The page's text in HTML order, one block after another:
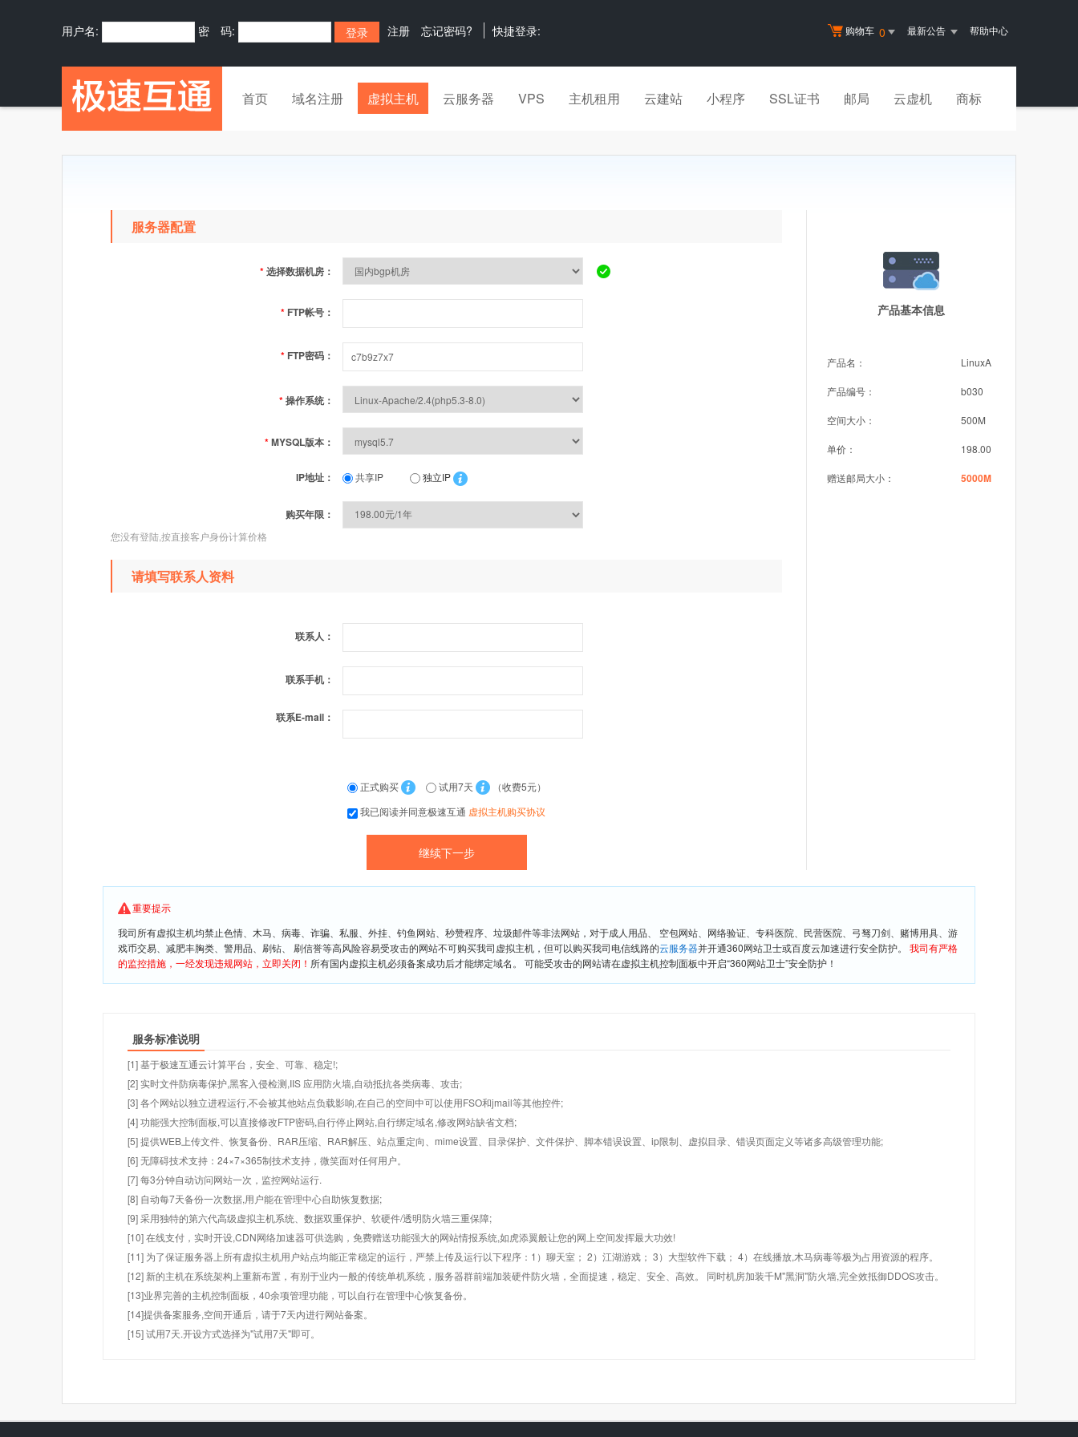
购物车 0 最新公告 帮助中心
用户名: 密 码: 注册 忘记密码? 快捷登录:
首页 域名注册 虚拟主机 云服务器 VPS 主机租用 云建站 小程序 SSL证书 邮局 云虚机 商标
产品基本信息
产品名： LinuxA
产品编号： b030
空间大小： 500M
单价： 198.00
赠送邮局大小： 5000M
服务器配置
*选择数据机房：
* FTP帐号：
* FTP密码：
*操作系统：
*MYSQL版本：
IP地址： 共享IP 独立IP
购买年限：
您没有登陆,按直接客户身份计算价格
请填写联系人资料
联系人：
联系手机：
联系E-mail：
正式购买 试用7天
（收费5元）
我已阅读并同意极速互通 虚拟主机购买协议
重要提示
我司所有虚拟主机均禁止色情、木马、病毒、诈骗、私服、外挂、钓鱼网站、秒赞程序、垃圾邮件等非法网站，对于成人用品、 空包网站、网络验证、专科医院、民营医院、弓驽刀剑、赌博用具、游
戏币交易、减肥丰胸类、警用品、刷钻、 刷信誉等高风险容易受攻击的网站不可购买我司虚拟主机，但可以购买我司电信线路的云服务器并开通360网站卫士或百度云加速进行安全防护。 我司有严格
的监控措施，一经发现违规网站，立即关闭！ 所有国内虚拟主机必须备案成功后才能绑定域名。 可能受攻击的网站请在虚拟主机控制面板中开启“360网站卫士”安全防护！
服务标准说明
[1] 基于极速互通云计算平台，安全、可靠、稳定!;
[2] 实时文件防病毒保护,黑客入侵检测,IIS 应用防火墙,自动抵抗各类病毒、攻击;
[3] 各个网站以独立进程运行,不会被其他站点负载影响,在自己的空间中可以使用FSO和jmail等其他控件;
[4] 功能强大控制面板,可以直接修改FTP密码,自行停止网站,自行绑定域名,修改网站缺省文档;
[5] 提供WEB上传文件、恢复备份、RAR压缩、RAR解压、站点重定向、mime设置、目录保护、文件保护、脚本错误设置、ip限制、虚拟目录、错误页面定义等诸多高级管理功能;
[6] 无障碍技术支持：24×7×365制技术支持，微笑面对任何用户。
[7] 每3分钟自动访问网站一次，监控网站运行.
[8] 自动每7天备份一次数据,用户能在管理中心自助恢复数据;
[9] 采用独特的第六代高级虚拟主机系统、数据双重保护、软硬件/透明防火墙三重保障;
[10] 在线支付，实时开设,CDN网络加速器可供选购，免费赠送功能强大的网站情报系统,如虎添翼般让您的网上空间发挥最大功效!
[11] 为了保证服务器上所有虚拟主机用户站点均能正常稳定的运行，严禁上传及运行以下程序：1）聊天室； 2）江湖游戏； 3）大型软件下载； 4）在线播放,木马病毒等极为占用资源的程序。
[12] 新的主机在系统架构上重新布置，有别于业内一般的传统单机系统，服务器群前端加装硬件防火墙，全面提速，稳定、安全、高效。 同时机房加装千M"黑洞"防火墙,完全效抵御DDOS攻击。
[13]业界完善的主机控制面板，40余项管理功能，可以自行在管理中心恢复备份。
[14]提供备案服务,空间开通后，请于7天内进行网站备案。
[15] 试用7天.开设方式选择为"试用7天"即可。